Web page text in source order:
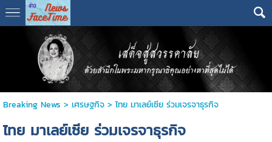
Breaking News > เศรษฐกิจ> ไทย มาเลย์เซีย ร่วมเจรจาธุรกิจ
ไทย มาเลย์เซีย ร่วมเจรจาธุรกิจ